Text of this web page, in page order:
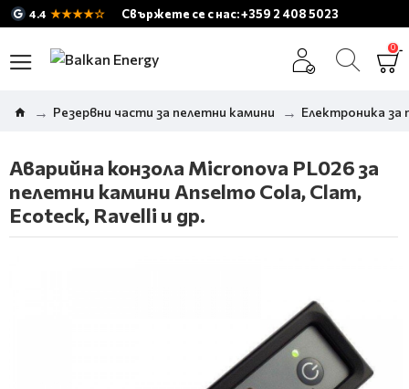
4.4 ★★★★☆ Свържете се с нас: +359 2 408 5023
0
Резервни части за пелетни камини Електроника за
Аварийна конзола Micronova PL026 за
пелетни камини Anselmo Cola, Clam,
Ecoteck, Ravelli и др.